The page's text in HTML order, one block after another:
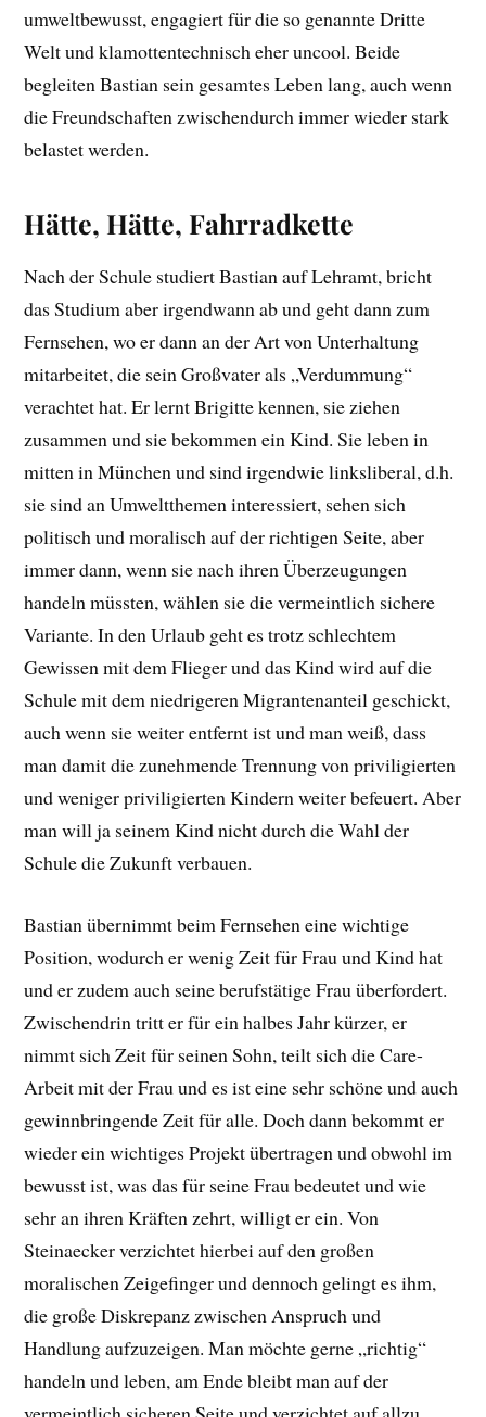
umweltbewusst, engagiert für die so genannte Dritte
Welt und klamottentechnisch eher uncool. Beide
begleiten Bastian sein gesamtes Leben lang, auch wenn
die Freundschaften zwischendurch immer wieder stark
belastet werden.
Hätte, Hätte, Fahrradkette
Nach der Schule studiert Bastian auf Lehramt, bricht
das Studium aber irgendwann ab und geht dann zum
Fernsehen, wo er dann an der Art von Unterhaltung
mitarbeitet, die sein Großvater als „Verdummung“
verachtet hat. Er lernt Brigitte kennen, sie ziehen
zusammen und sie bekommen ein Kind. Sie leben in
mitten in München und sind irgendwie linksliberal, d.h.
sie sind an Umweltthemen interessiert, sehen sich
politisch und moralisch auf der richtigen Seite, aber
immer dann, wenn sie nach ihren Überzeugungen
handeln müssten, wählen sie die vermeintlich sichere
Variante. In den Urlaub geht es trotz schlechtem
Gewissen mit dem Flieger und das Kind wird auf die
Schule mit dem niedrigeren Migrantenanteil geschickt,
auch wenn sie weiter entfernt ist und man weiß, dass
man damit die zunehmende Trennung von priviligierten
und weniger priviligierten Kindern weiter befeuert. Aber
man will ja seinem Kind nicht durch die Wahl der
Schule die Zukunft verbauen.
Bastian übernimmt beim Fernsehen eine wichtige
Position, wodurch er wenig Zeit für Frau und Kind hat
und er zudem auch seine berufstätige Frau überfordert.
Zwischendrin tritt er für ein halbes Jahr kürzer, er
nimmt sich Zeit für seinen Sohn, teilt sich die Care-
Arbeit mit der Frau und es ist eine sehr schöne und auch
gewinnbringende Zeit für alle. Doch dann bekommt er
wieder ein wichtiges Projekt übertragen und obwohl im
bewusst ist, was das für seine Frau bedeutet und wie
sehr an ihren Kräften zehrt, willigt er ein. Von
Steinaecker verzichtet hierbei auf den großen
moralischen Zeigefinger und dennoch gelingt es ihm,
die große Diskrepanz zwischen Anspruch und
Handlung aufzuzeigen. Man möchte gerne „richtig“
handeln und leben, am Ende bleibt man auf der